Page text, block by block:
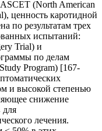
(North American
ценность каротидной
по результатам трех
испытаний:
Trial) и
по делам
Program) [167-
и высокой степенью
снижение
для
лечения.